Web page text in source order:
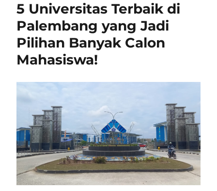
Sriwijaya
5 Universitas Terbaik di
Palembang yang Jadi
Pilihan Banyak Calon
Mahasiswa!